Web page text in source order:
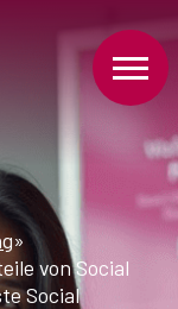
»
von Social
Social